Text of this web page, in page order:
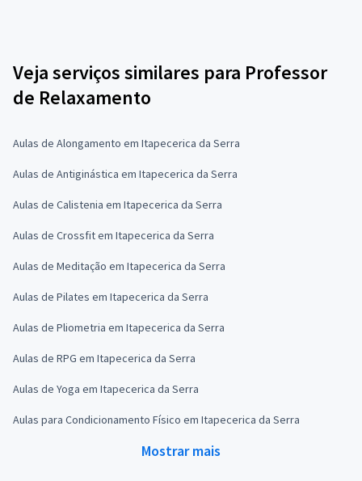
Veja serviços similares para Professor
de Relaxamento
Aulas de Alongamento em Itapecerica da Serra
Aulas de Antiginástica em Itapecerica da Serra
Aulas de Calistenia em Itapecerica da Serra
Aulas de Crossfit em Itapecerica da Serra
Aulas de Meditação em Itapecerica da Serra
Aulas de Pilates em Itapecerica da Serra
Aulas de Pliometria em Itapecerica da Serra
Aulas de RPG em Itapecerica da Serra
Aulas de Yoga em Itapecerica da Serra
Aulas para Condicionamento Físico em Itapecerica da Serra
Mostrar mais